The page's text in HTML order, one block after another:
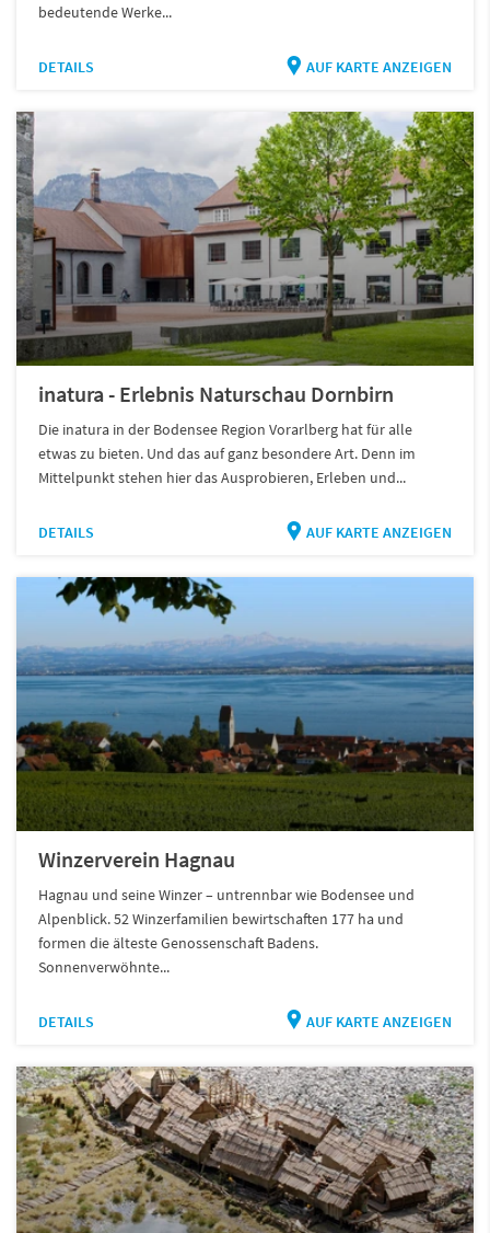
bedeutende Werke...
DETAILS AUF KARTE ANZEIGEN
inatura - Erlebnis Naturschau Dornbirn
Die inatura in der Bodensee Region Vorarlberg hat für alle
etwas zu bieten. Und das auf ganz besondere Art. Denn im
Mittelpunkt stehen hier das Ausprobieren, Erleben und...
DETAILS AUF KARTE ANZEIGEN
Winzerverein Hagnau
Hagnau und seine Winzer – untrennbar wie Bodensee und
Alpenblick. 52 Winzerfamilien bewirtschaften 177 ha und
formen die älteste Genossenschaft Badens.
Sonnenverwöhnte...
DETAILS AUF KARTE ANZEIGEN